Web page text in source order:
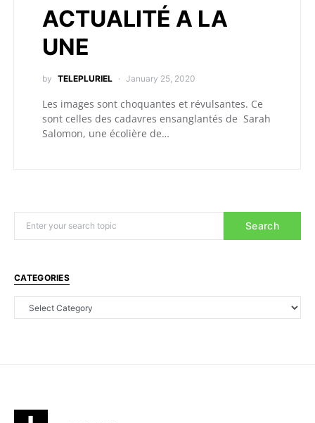
ACTUALITÉ A LA
UNE
by TELEPLURIEL January 25, 2020
Les images sont choquantes et révulsantes. Ce
sont celles des cadavres ensanglantés de Sarah
Salomon, une écolière de…
Search
CATEGORIES